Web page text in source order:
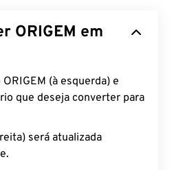
ORIGEM em
(à esquerda) e
que deseja converter para
será atualizada